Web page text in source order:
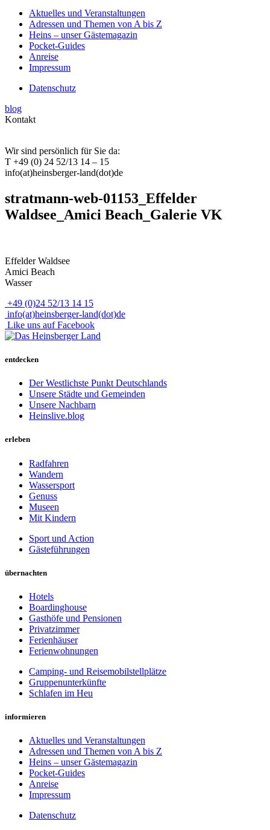
Aktuelles und Veranstaltungen
Adressen und Themen von A bis Z
Heins – unser Gästemagazin
Pocket-Guides
Anreise
Impressum
Datenschutz
blog
Kontakt
Wir sind persönlich für Sie da:
T +49 (0) 24 52/13 14 – 15
info(at)heinsberger-land(dot)de
stratmann-web-01153_Effelder
Waldsee_Amici Beach_Galerie VK
Effelder Waldsee
Amici Beach
Wasser
+49 (0)24 52/13 14 15
info(at)heinsberger-land(dot)de
Like uns auf Facebook
entdecken
Der Westlichste Punkt Deutschlands
Unsere Städte und Gemeinden
Unsere Nachbarn
Heinslive.blog
erleben
Radfahren
Wandern
Wassersport
Genuss
Museen
Mit Kindern
Sport und Action
Gästeführungen
übernachten
Hotels
Boardinghouse
Gasthöfe und Pensionen
Privatzimmer
Ferienhäuser
Ferienwohnungen
Camping- und Reisemobilstellplätze
Gruppenunterkünfte
Schlafen im Heu
informieren
Aktuelles und Veranstaltungen
Adressen und Themen von A bis Z
Heins – unser Gästemagazin
Pocket-Guides
Anreise
Impressum
Datenschutz